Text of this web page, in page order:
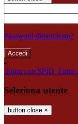
Password dimenticata?
-
Entra con SPID Entra
Seleziona utente
button close ×